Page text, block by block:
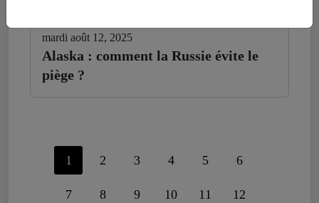
mardi août 12, 2025
Alaska : comment la Russie évite le
piège ?
1 2 3 4 5 6
7 8 9 10 11 12